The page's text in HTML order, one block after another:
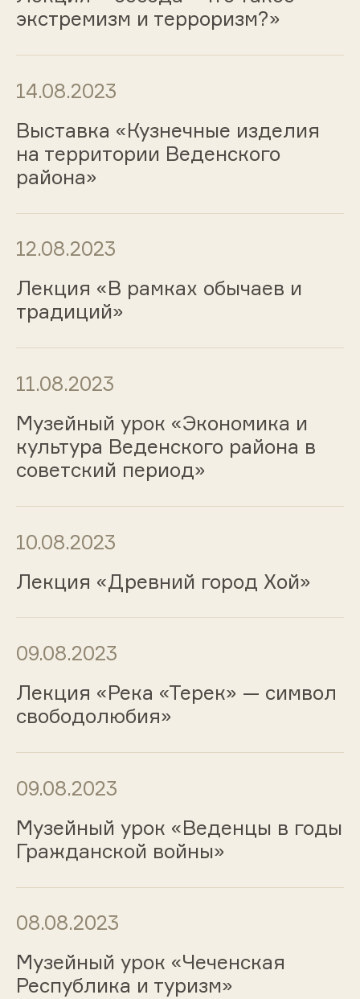
экстремизм и терроризм?»
14.08.2023
Выставка «Кузнечные изделия
на территории Веденского
района»
12.08.2023
Лекция «В рамках обычаев и
традиций»
11.08.2023
Музейный урок «Экономика и
культура Веденского района в
советский период»
10.08.2023
Лекция «Древний город Хой»
09.08.2023
Лекция «Река «Терек» — символ
свободолюбия»
09.08.2023
Музейный урок «Веденцы в годы
Гражданской войны»
08.08.2023
Музейный урок «Чеченская
Республика и туризм»